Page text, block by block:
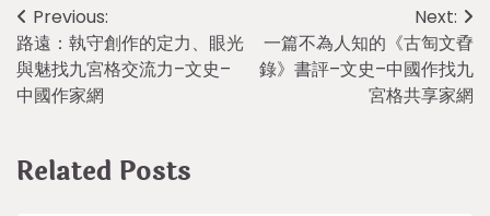
Post
navigation
Previous:
路遠：執守創作的定力、眼光
與魅找九宮格交流力–文史–
中國作家網
Next:
一篇不為人知的《古匋文孴
錄》書評–文史–中國作找九
宮格共享家網
Related Posts